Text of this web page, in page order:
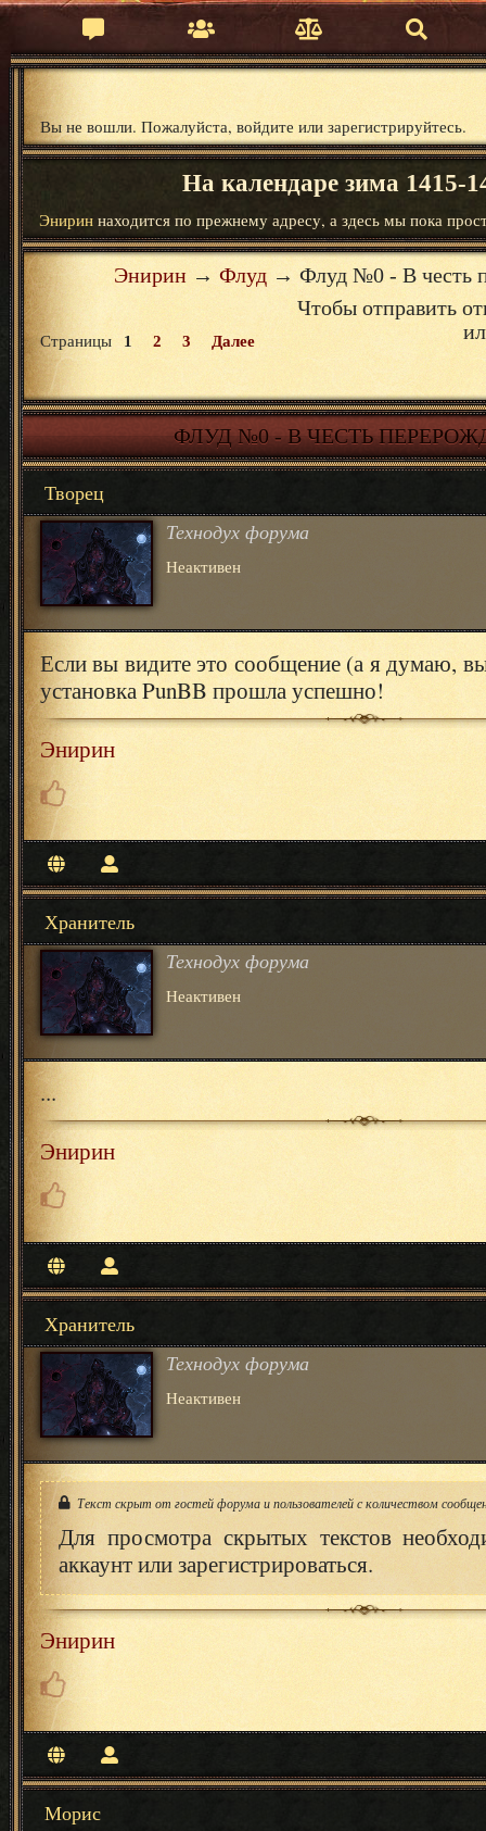
Вы не вошли. Пожалуйста, войдите или зарегистрируйтесь.
На календаре зима 1415-
Энириннаходится по прежнему адресу, а здесь мы пока
ФЛУД №0 - В ЧЕСТЬ
Энирин → Флуд → Флуд №0 - В честь
Страницы 1 2 3 Далее
Чтобы отправить
Творец
Технодух форума
Неактивен
Если вы видите это сообщение (а я думаю,
установка PunBB прошла успешно!
Энирин
Хранитель
Технодух форума
Неактивен
...
Энирин
Хранитель
Технодух форума
Неактивен
Текст скрыт от гостей форума и пользователей с количеством
Для просмотра скрытых текстов
аккаунт или зарегистрироваться.
Энирин
Морис